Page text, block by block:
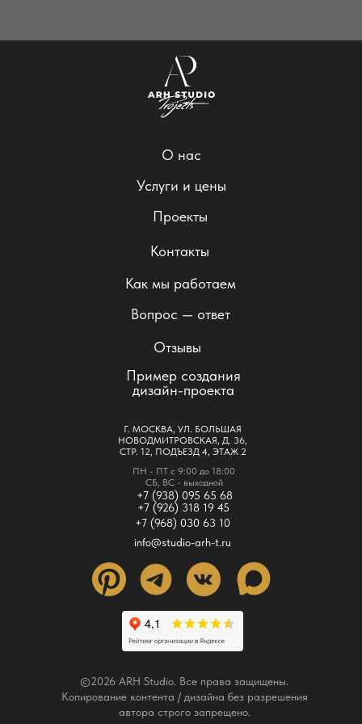
Давайте сделаем последний и самый важный шаг вместе
— от идеи на бумаге до идеального интерьера в жизни.
Г. МОСКВА, УЛ. БОЛЬШАЯ
НОВОДМИТРОВСКАЯ, Д. 36,
СТР. 12, ПОДЪЕЗД 4, ЭТАЖ 2
Проекты
О нас
Услуги и цены
Вопрос — ответ
Как мы работаем
Отзывы
Пример создания
дизайн-проекта
Контакты
ПН - ПТ с 9:00 до 18:00
СБ, ВС - выходной
©2026 ARH Studio. Все права защищены.
Копирование контента / дизайна без разрешения
автора строго запрещено.
+7 (926) 318 19 45
+7 (968) 030 63 10
+7 (938) 095 65 68
info@studio-arh-t.ru